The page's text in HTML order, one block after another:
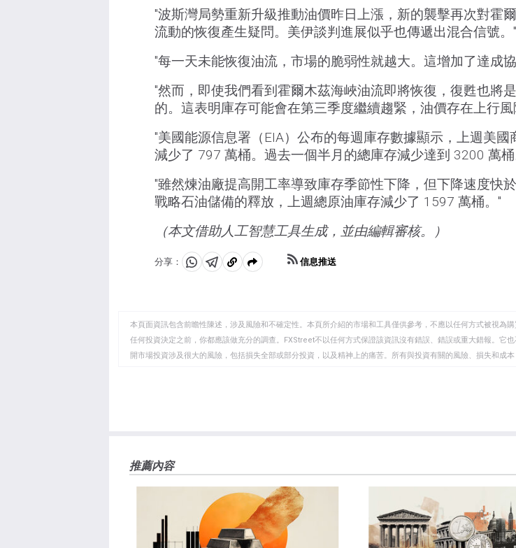
"波斯灣局勢重新升級推動油價昨日上漲，新的襲擊再次對霍
流動的恢復產生疑問。美伊談判進展似乎也傳遞出混合信號。"
"每一天未能恢復油流，市場的脆弱性就越大。這增加了達成
"然而，即使我們看到霍爾木茲海峽油流即將恢復，復甦也將
的。這表明庫存可能會在第三季度繼續趨緊，油價存在上行風
"美國能源信息署（EIA）公布的每週庫存數據顯示，上週美國
減少了 797 萬桶。過去一個半月的總庫存減少達到 3200 萬桶
"雖然煉油廠提高開工率導致庫存季節性下降，但下降速度快
戰略石油儲備的釋放，上週總原油庫存減少了 1597 萬桶。"
（本文借助人工智慧工具生成，並由編輯審核。）
分享：
分
WhatsApp
分
Telegram
複
剪
貼
板
信息推送
本頁面資訊包含前瞻性陳述，涉及風險和不確定性。本頁所介紹的市場和工具僅供參考，不應以任何方式被視為
任何投資決定之前，你都應該做充分的調查。FXStreet不以任何方式保證該資訊沒有錯誤、錯誤或重大錯報。它
開市場投資涉及很大的風險，包括損失全部或部分投資，以及精神上的痛苦。所有與投資有關的風險、損失和成
推薦內容